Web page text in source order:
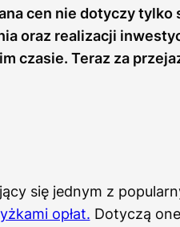
cen nie dotyczy
oraz realizacji
czasie. Teraz za
się jednym z
opłat. Dotyczą one